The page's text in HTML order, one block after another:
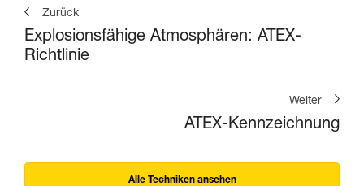
Zurück
Explosionsfähige Atmosphären: ATEX-
Richtlinie
Weiter
ATEX-Kennzeichnung
Alle Techniken ansehen